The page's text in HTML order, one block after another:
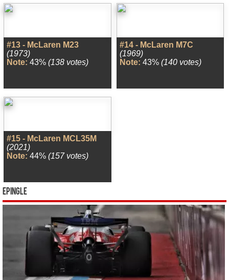
#13 - McLaren M23
(1973)
Note: 43% (138 votes)
#14 - McLaren M7C
(1969)
Note: 43% (140 votes)
#15 - McLaren MCL35M
(2021)
Note: 44% (157 votes)
Epingle